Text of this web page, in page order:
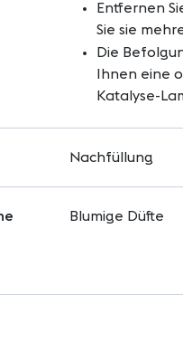
Entfernen
Sie sie
Die
Ihnen eine
Katalyse-
Nachfüllung
Blumige Düfte